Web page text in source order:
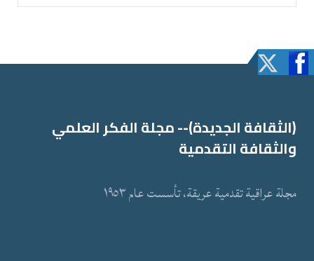
(الثقافة الجدیدة)-- مجلة الفكر العلمي
والثقافة التقدمیة
مجلة عراقیة تقدمیة عریقة، تأسست عام ١٩٥٣